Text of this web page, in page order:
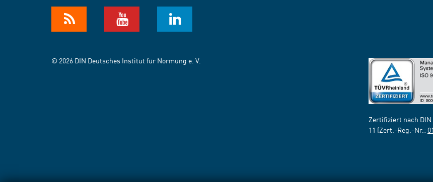
© 2026 DIN Deutsches Institut für Normung e. V.
Zertifiziert nach DIN
11 (Zert.-Reg.-Nr.: